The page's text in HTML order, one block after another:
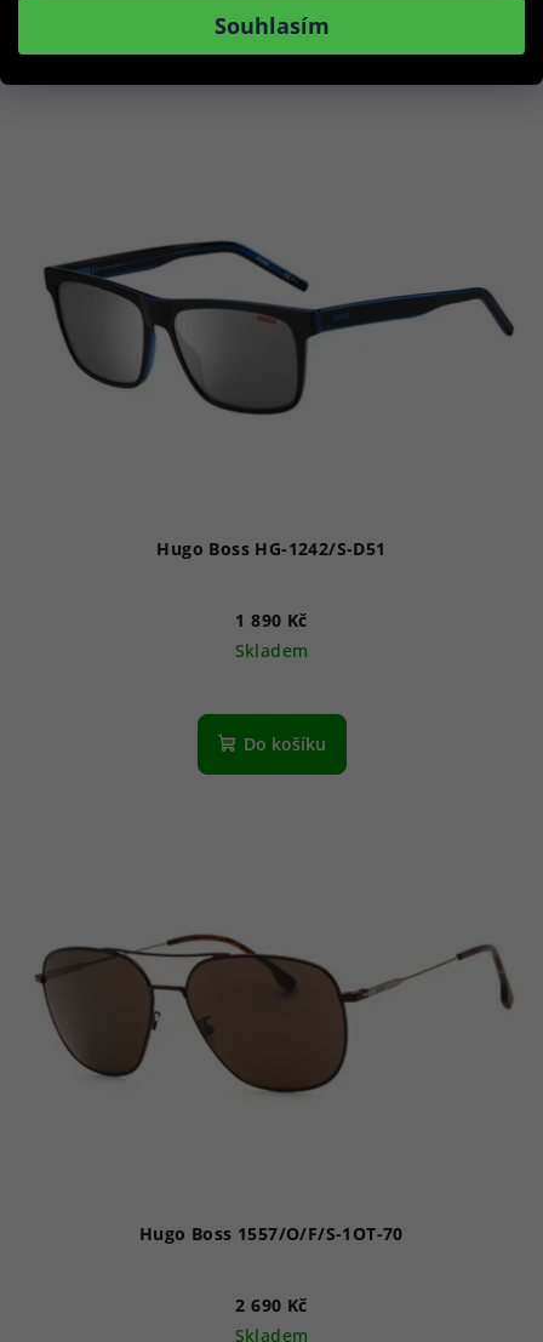
Souhlasím
Podobné produkty
Hugo Boss HG-1242/S-D51
1 890 Kč
Skladem
Do košíku
Hugo Boss 1557/O/F/S-1OT-70
2 690 Kč
Skladem